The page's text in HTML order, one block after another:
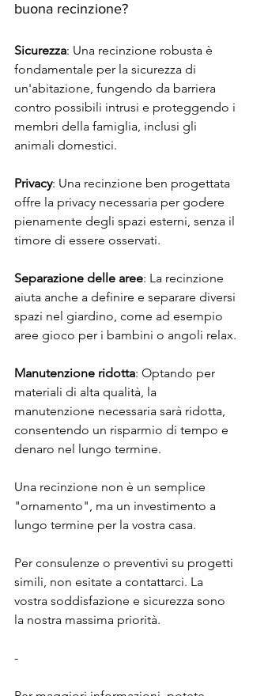
buona recinzione?
Sicurezza: Una recinzione robusta è
fondamentale per la sicurezza di
un'abitazione, fungendo da barriera
contro possibili intrusi e proteggendo i
membri della famiglia, inclusi gli
animali domestici.
Privacy: Una recinzione ben progettata
offre la privacy necessaria per godere
pienamente degli spazi esterni, senza il
timore di essere osservati.
Separazione delle aree: La recinzione
aiuta anche a definire e separare diversi
spazi nel giardino, come ad esempio
aree gioco per i bambini o angoli relax.
Manutenzione ridotta: Optando per
materiali di alta qualità, la
manutenzione necessaria sarà ridotta,
consentendo un risparmio di tempo e
denaro nel lungo termine.
Una recinzione non è un semplice
"ornamento", ma un investimento a
lungo termine per la vostra casa.
Per consulenze o preventivi su progetti
simili, non esitate a contattarci. La
vostra soddisfazione e sicurezza sono
la nostra massima priorità.
-